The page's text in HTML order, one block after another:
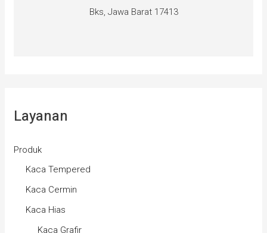
Bks, Jawa Barat 17413
Layanan
Produk
Kaca Tempered
Kaca Cermin
Kaca Hias
Kaca Grafir